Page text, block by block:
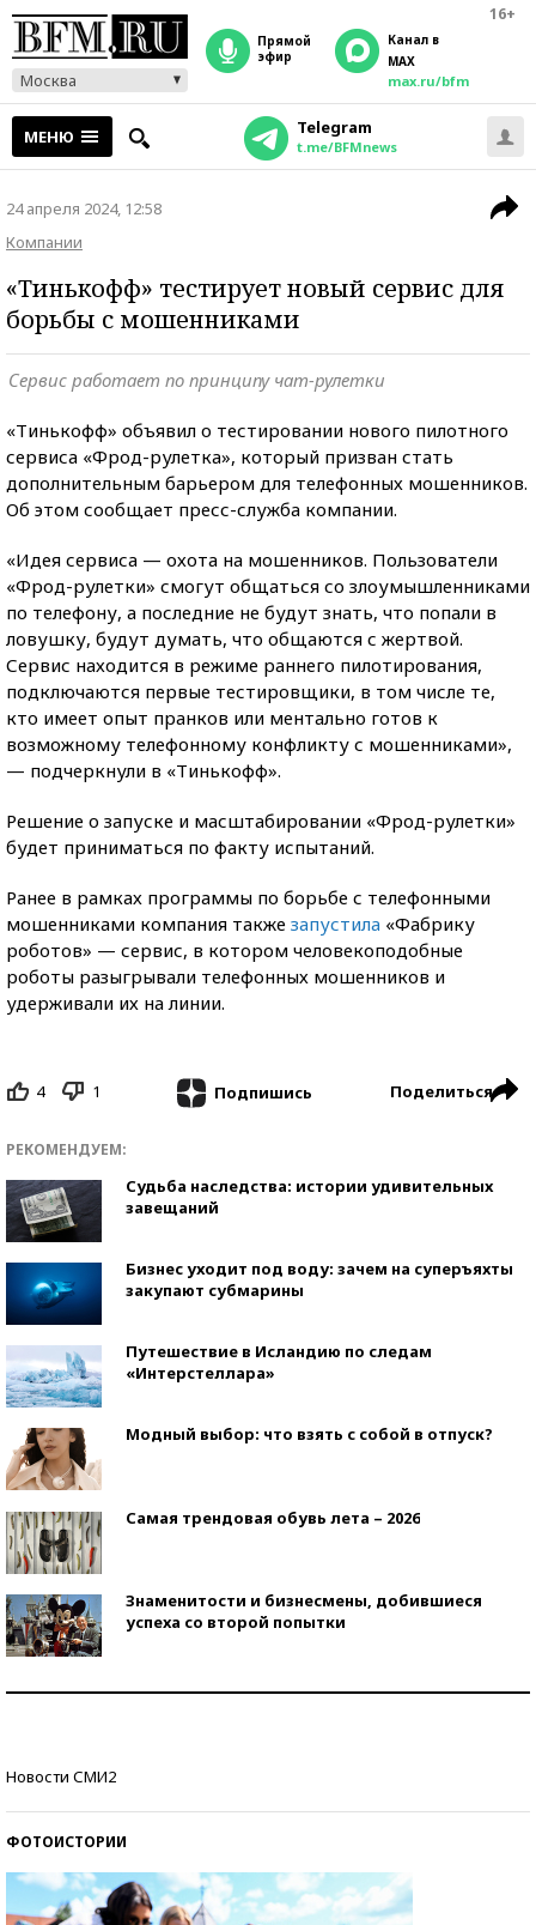
16+
Москва
прямой
эфир
Канал в
MAX
max.ru/bfm
МЕНЮ Telegram
t.me/BFMnews
24 апреля 2024, 12:58
Компании
«Тинькофф» тестирует новый сервис для
борьбы с мошенниками
Сервис работает по принципу чат-рулетки
«Тинькофф» объявил о тестировании нового пилотного
сервиса «Фрод-рулетка», который призван стать
дополнительным барьером для телефонных мошенников.
Об этом сообщает пресс-служба компании.
«Идея сервиса — охота на мошенников. Пользователи
«Фрод-рулетки» смогут общаться со злоумышленниками
по телефону, а последние не будут знать, что попали в
ловушку, будут думать, что общаются с жертвой.
Сервис находится в режиме раннего пилотирования,
подключаются первые тестировщики, в том числе те,
кто имеет опыт пранков или ментально готов к
возможному телефонному конфликту с мошенниками»,
— подчеркнули в «Тинькофф».
Решение о запуске и масштабировании «Фрод-рулетки»
будет приниматься по факту испытаний.
Ранее в рамках программы по борьбе с телефонными
мошенниками компания также запустила «Фабрику
роботов» — сервис, в котором человекоподобные
роботы разыгрывали телефонных мошенников и
удерживали их на линии.
4 1 Подпишись Поделиться
РЕКОМЕНДУЕМ:
Судьба наследства: истории удивительных
завещаний
Бизнес уходит под воду: зачем на суперъяхты
закупают субмарины
Путешествие в Исландию по следам
«Интерстеллара»
Модный выбор: что взять с собой в отпуск?
Самая трендовая обувь лета – 2026
Знаменитости и бизнесмены, добившиеся
успеха со второй попытки
Новости СМИ2
ФОТОИСТОРИИ